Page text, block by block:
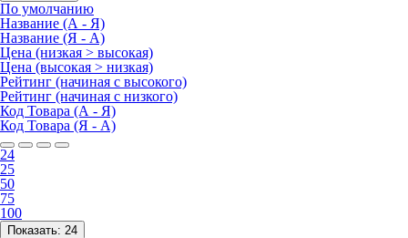
По умолчанию
Название (А - Я)
Название (Я - А)
Цена (низкая > высокая)
Цена (высокая > низкая)
Рейтинг (начиная с высокого)
Рейтинг (начиная с низкого)
Код Товара (А - Я)
Код Товара (Я - А)
24
25
50
75
100
Показать: 24